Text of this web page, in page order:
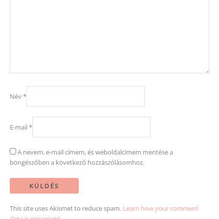
Név*
E-mail *
A nevem, e-mail címem, és weboldalcímem mentése a
böngészőben a következő hozzászólásomhoz.
This site uses Akismet to reduce spam. Learn how your comment